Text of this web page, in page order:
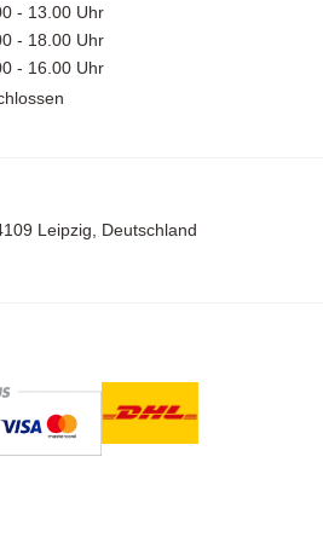
- 13.00 Uhr
- 18.00 Uhr
- 16.00 Uhr
Leipzig, Deutschland